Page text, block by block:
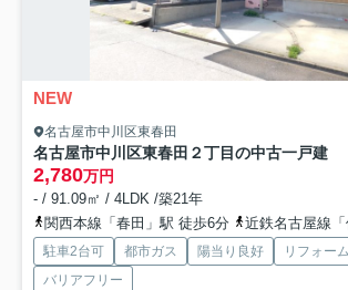
NEW
名古屋市中川区東春田
名古屋市中川区東春田２丁目の中古一戸建
2,780万円
- / 91.09㎡ / 4LDK /築21年
関西本線「春田」駅 徒歩6分
近鉄名古屋線「
駐車2台可 都市ガス 陽当り良好 リフォー
バリアフリー